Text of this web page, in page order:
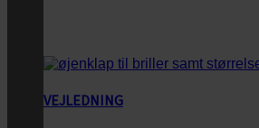
VEJLEDNING